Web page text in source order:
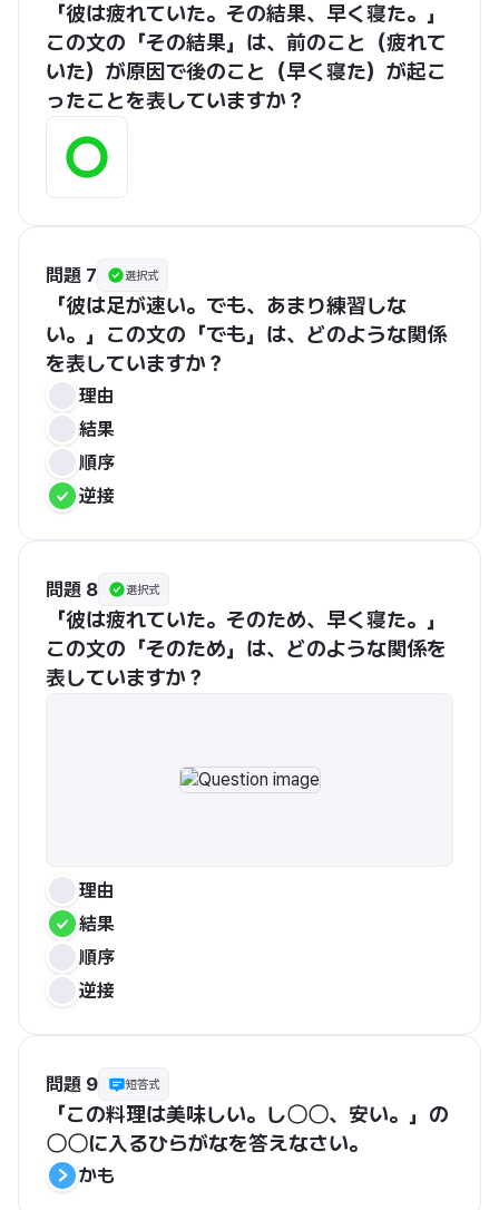
「彼は疲れていた。その結果、早く寝た。」
この文の「その結果」は、前のこと（疲れて
いた）が原因で後のこと（早く寝た）が起こ
ったことを表していますか？
問題 7 選択式
「彼は足が速い。でも、あまり練習しな
い。」この文の「でも」は、どのような関係
を表していますか？
理由
結果
順序
逆接
問題 8 選択式
「彼は疲れていた。そのため、早く寝た。」
この文の「そのため」は、どのような関係を
表していますか？
理由
結果
順序
逆接
問題 9 短答式
「この料理は美味しい。し〇〇、安い。」の
〇〇に入るひらがなを答えなさい。
かも